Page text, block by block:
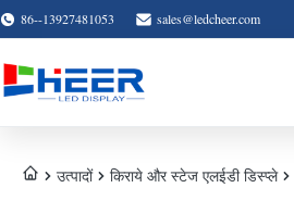
86--13927481053 sales@ledcheer.com
उत्पादों किराये और स्टेज एलईडी डिस्प्ले